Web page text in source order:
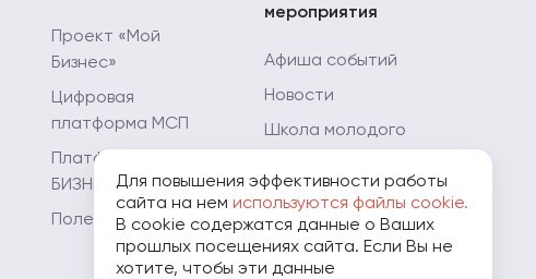
Проект «Мой
Бизнес»
Цифровая
платформа МСП
Платформа «ЗA
БИЗНЕС.РФ»
Полезные ресурсы
мероприятия
Афиша событий
Новости
Школа молодого
Мой Огород - Мой
Бизнес
Мамапредприниматель.рф
Для повышения эффективности работы
сайта на нем используются файлы cookie.
В cookie содержатся данные о Ваших
прошлых посещениях сайта. Если Вы не
хотите, чтобы эти данные